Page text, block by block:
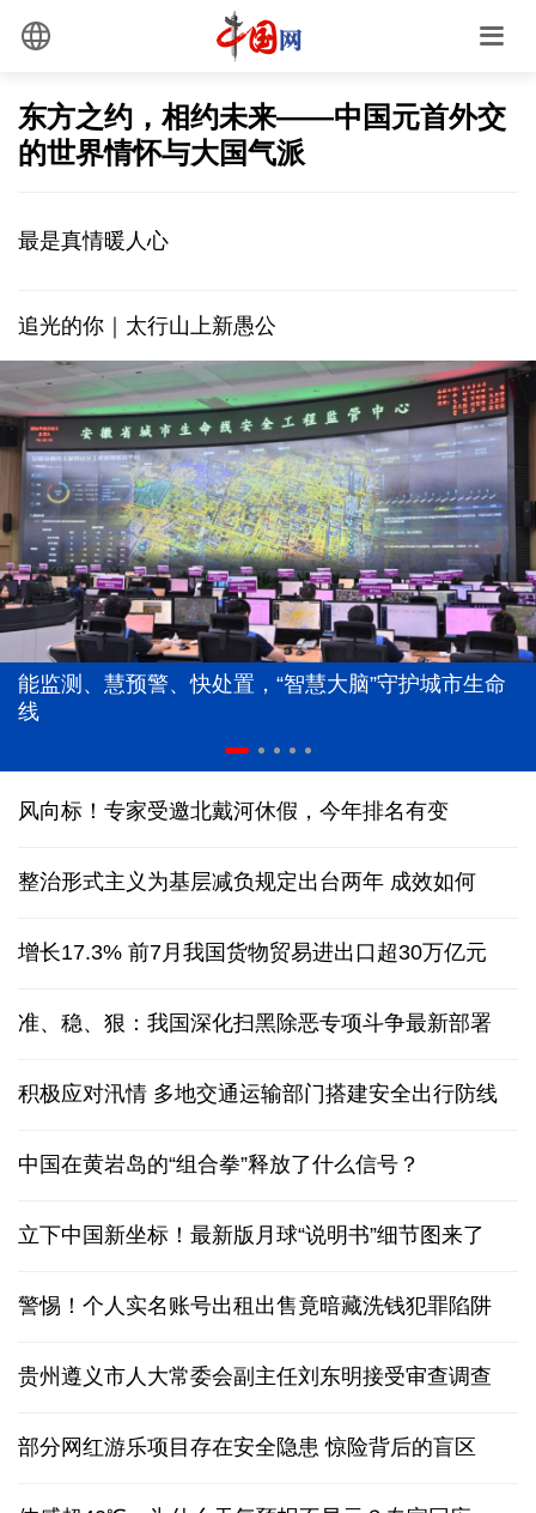
东方之约，相约未来——中国元首外交
的世界情怀与大国气派
最是真情暖人心
追光的你｜太行山上新愚公
能监测、慧预警、快处置，“智慧大脑”守护城市生命
线
风向标！专家受邀北戴河休假，今年排名有变
整治形式主义为基层减负规定出台两年 成效如何
增长17.3% 前7月我国货物贸易进出口超30万亿元
准、稳、狠：我国深化扫黑除恶专项斗争最新部署
积极应对汛情 多地交通运输部门搭建安全出行防线
中国在黄岩岛的“组合拳”释放了什么信号？
立下中国新坐标！最新版月球“说明书”细节图来了
警惕！个人实名账号出租出售竟暗藏洗钱犯罪陷阱
贵州遵义市人大常委会副主任刘东明接受审查调查
部分网红游乐项目存在安全隐患 惊险背后的盲区